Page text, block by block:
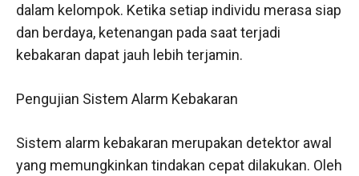
dalam kelompok. Ketika setiap individu merasa siap
dan berdaya, ketenangan pada saat terjadi
kebakaran dapat jauh lebih terjamin.
Pengujian Sistem Alarm Kebakaran
Sistem alarm kebakaran merupakan detektor awal
yang memungkinkan tindakan cepat dilakukan. Oleh